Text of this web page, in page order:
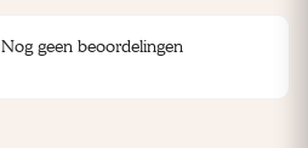
Nog geen beoordelingen